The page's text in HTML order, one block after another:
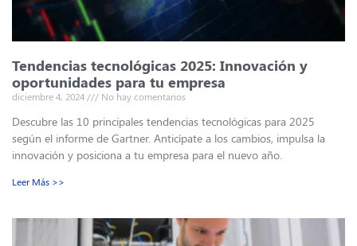
Tendencias tecnológicas 2025: Innovación y
oportunidades para tu empresa
diciembre 4, 2024 No hay comentarios
Descubre las 10 principales tendencias tecnológicas para 2025
según el informe de Gartner. Anticípate a los cambios, impulsa la
innovación y posiciona a tu empresa para el nuevo año.
Leer Más >>